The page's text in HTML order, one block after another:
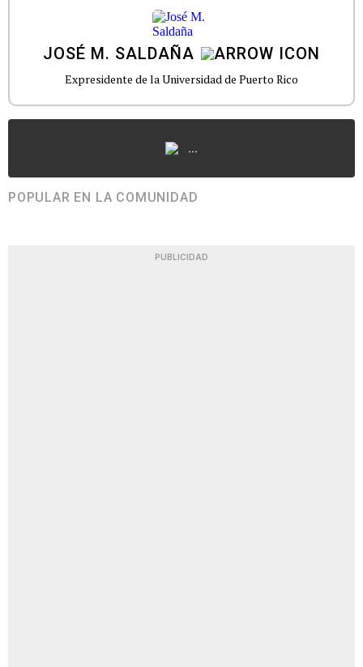
JOSÉ M. SALDAÑA
Expresidente de la Universidad de Puerto Rico
...
POPULAR EN LA COMUNIDAD
PUBLICIDAD